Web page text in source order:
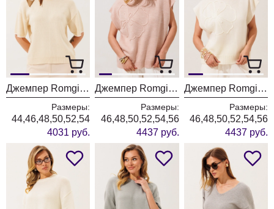
Джемпер Romgil РВ0562-ХЛ5 молочный + белый
Размеры:
44,46,48,50,52,54
4031 руб.
Джемпер Romgil РВ0466-ШЕ5 светлый опаловый
Размеры:
46,48,50,52,54,56
4437 руб.
Джемпер Romgil РВ0466-ШЕ5 молочный
Размеры:
46,48,50,52,54,56
4437 руб.